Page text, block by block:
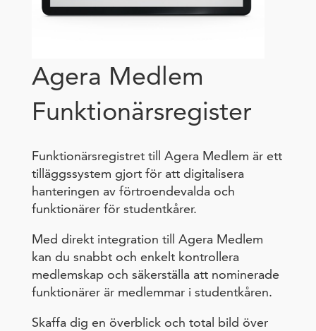
Agera Medlem
Funktionärsregister
Funktionärsregistret till Agera Medlem är ett
tilläggssystem gjort för att digitalisera
hanteringen av förtroendevalda och
funktionärer för studentkårer.
Med direkt integration till Agera Medlem
kan du snabbt och enkelt kontrollera
medlemskap och säkerställa att nominerade
funktionärer är medlemmar i studentkåren.
Skaffa dig en överblick och total bild över